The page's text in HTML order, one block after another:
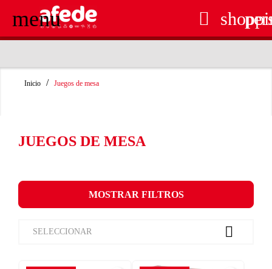
menu 
Inicio Juegos de mesa
JUEGOS DE MESA
SELECCIONAR 
MOSTRAR FILTROS